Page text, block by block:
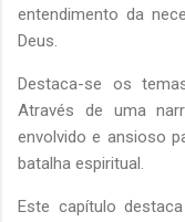
entendimento da
Deus.
Destaca-se os
Através de uma
envolvido e ansioso
batalha espiritual.
Este capítulo